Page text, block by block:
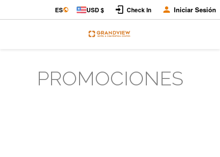
ES USD $ Check In Iniciar Sesión
PROMOCIONES